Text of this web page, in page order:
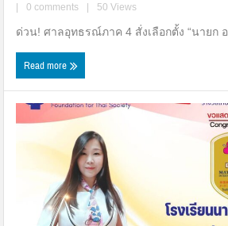
0 comments 50 Views
ด่วน! ศาลอุทธรณ์ภาค 4 สั่งเลือกตั้ง “นายก อ
Read more